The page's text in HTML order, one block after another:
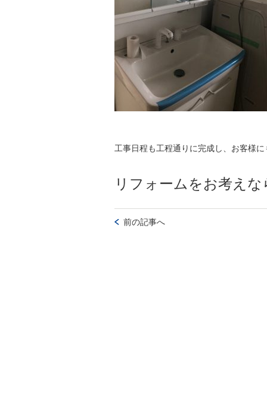
工事日程も工程通りに完成し、お客様
リフォームをお考えな
前の記事へ